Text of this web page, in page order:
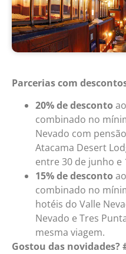
Parcerias com
20% de desconto
combinado no
Nevado com
Atacama Desert
entre 30 de junho e
15% de desconto
combinado no
hotéis do Valle
Nevado e Tres
mesma viagem.
Gostou das novidades?